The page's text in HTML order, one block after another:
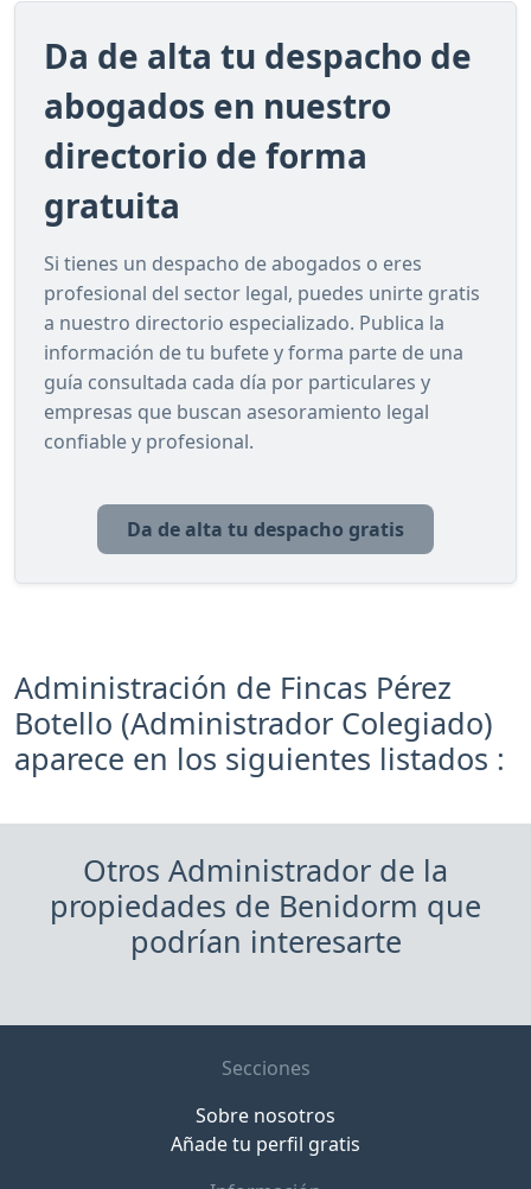
Da de alta tu despacho de
abogados en nuestro
directorio de forma
gratuita
Si tienes un despacho de abogados o eres
profesional del sector legal, puedes unirte gratis
a nuestro directorio especializado. Publica la
información de tu bufete y forma parte de una
guía consultada cada día por particulares y
empresas que buscan asesoramiento legal
confiable y profesional.
Da de alta tu despacho gratis
Administración de Fincas Pérez
Botello (Administrador Colegiado)
aparece en los siguientes listados :
Otros Administrador de la
propiedades de Benidorm que
podrían interesarte
Secciones
Sobre nosotros
Añade tu perfil gratis